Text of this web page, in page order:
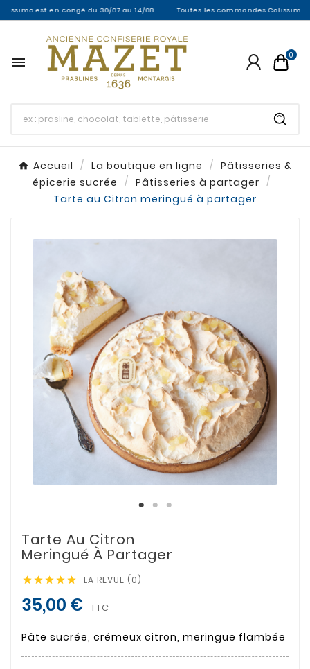
est en congé du 30/07 au 14/08. Toutes les commandes Colissimo entre
 0
Accueil La boutique en ligne
Pâtisseries &
épicerie sucrée
Pâtisseries à partager
Tarte au Citron meringué à partager
Tarte Au Citron
Meringué À Partager
     LA REVUE (0)
35,00 € TTC
Pâte sucrée, crémeux citron, meringue flambée